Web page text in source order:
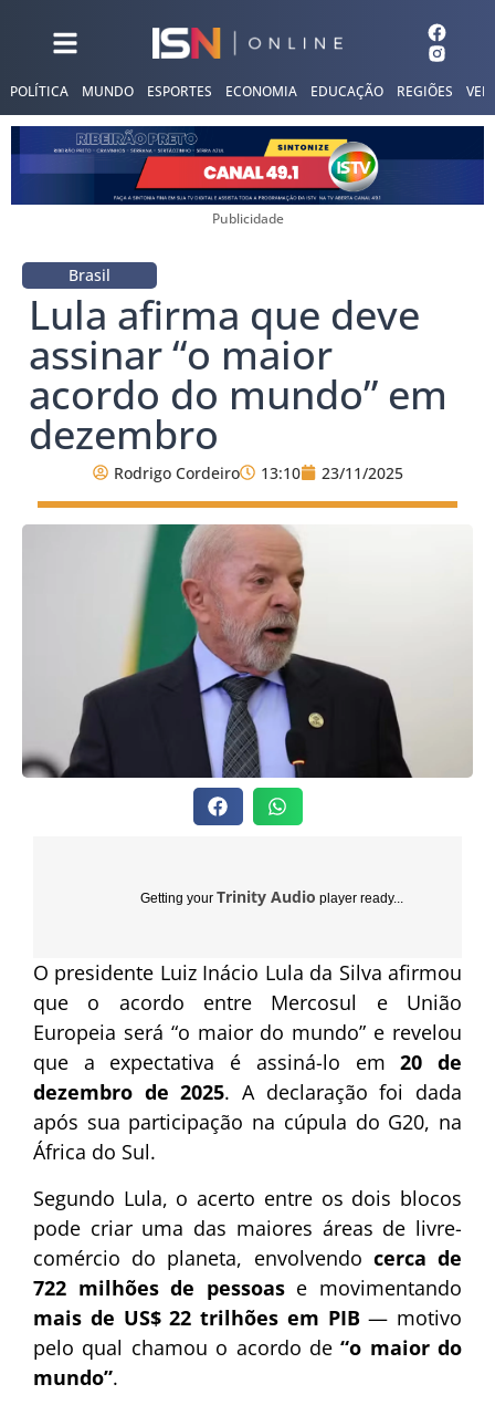
POLÍTICA MUNDO ESPORTES ECONOMIA EDUCAÇÃO REGIÕES
Publicidade
Brasil
Lula afirma que deve
assinar “o maior
acordo do mundo” em
dezembro
Rodrigo Cordeiro 13:10 23/11/2025
Getting your Trinity Audio player ready...
O presidente Luiz Inácio Lula da Silva afirmou
que o acordo entre Mercosul e União
Europeia será “o maior do mundo” e revelou
que a expectativa é assiná-lo em20 de
dezembro de 2025. A declaração foi dada
após sua participação na cúpula do G20, na
África do Sul.
Segundo Lula, o acerto entre os dois blocos
pode criar uma das maiores áreas de livre-
comércio do planeta, envolvendo cerca de
722 milhões de pessoase movimentando
mais de US$ 22 trilhões em PIB— motivo
pelo qual chamou o acordo de“o maior do
mundo”.